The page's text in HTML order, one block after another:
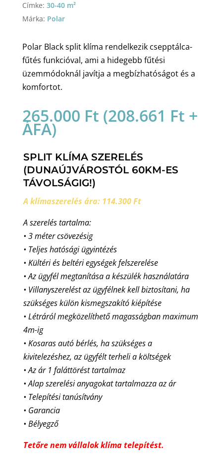
Címke: 30-40 m²
Márka: Polar
Polar Black split klíma rendelkezik csepptálca-
fűtés funkcióval, ami a hidegebb fűtési
üzemmódoknál javítja a megbízhatóságot és a
komfortot.
265.000 Ft (208.661 Ft +
ÁFA)
SPLIT KLÍMA SZERELÉS
(DUNAÚJVÁROSTÓL 60KM-ES
TÁVOLSÁGIG!)
A klímaszerelés ára: 114.300 Ft
A szerelés tartalma:
• 3 méter csövezésig
• Teljes hatósági ügyintézés
• Kültéri és beltéri egységek felszerelése
• Az ügyfél megtanítása a készülék használatára
• Villanyszerelést az ügyfélnek kell biztosítani, ha
szükséges külön kismegszakító kiépítése
• Létráról megközelíthető magasságban maximum
4m-ig
• Kosaras autó bérlés, ha szükséges a
kivitelezéshez, az ügyfélt terheli a költségek
• Az ár 1 faláttörést tartalmaz
• Alap szerelési anyagokat tartalmazza az ár
• Telepítési tanúsítvány
• Garancia
• Bélyegző
Tetőre nem vállalok klíma telepítést.